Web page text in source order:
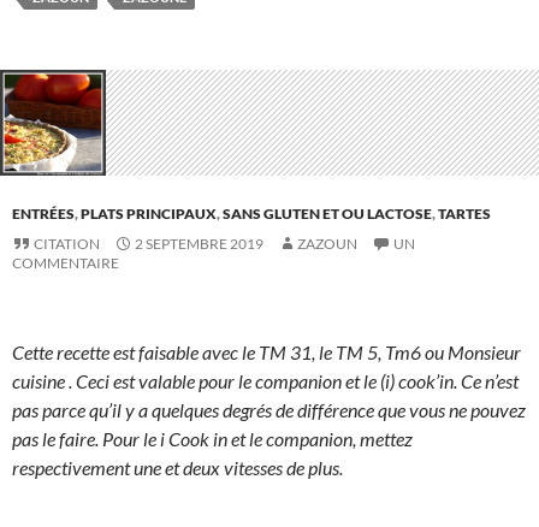
ENTRÉES,PLATS PRINCIPAUX,SANS GLUTEN ET OU LACTOSE,TARTES
CITATION
2 SEPTEMBRE 2019 ZAZOUN
UN
COMMENTAIRE
Cette recette est faisable avec le TM 31, le TM 5, Tm6 ou Monsieur
cuisine . Ceci est valable pour le companion et le (i) cook’in. Ce n’est
pas parce qu’il y a quelques degrés de différence que vous ne pouvez
pas le faire. Pour le i Cook in et le companion, mettez
respectivement une et deux vitesses de plus.